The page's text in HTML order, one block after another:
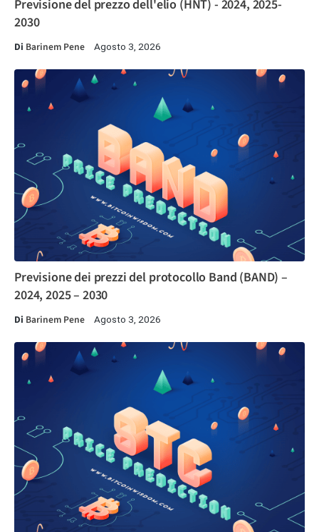
Previsione del prezzo dell'elio (HNT) - 2024, 2025-
2030
Di Barinem Pene Agosto 3, 2026
Previsione dei prezzi del protocollo Band (BAND) –
2024, 2025 – 2030
Di Barinem Pene Agosto 3, 2026